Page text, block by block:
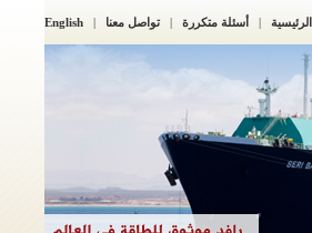
الرئيسية | أسئلة متكررة |تواصل معنا |
English